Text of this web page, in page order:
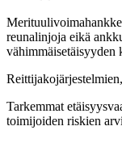
reunalinjoja eikä
vähimmäisetäisyyden
Tarkemmat
toimijoiden riskien